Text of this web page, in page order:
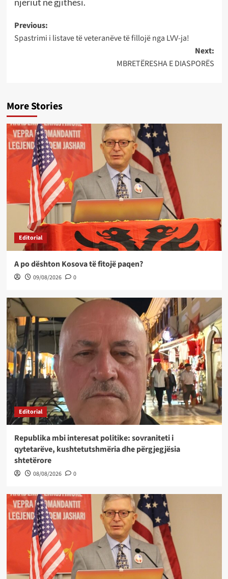
Post
navigation
Previous:
Spastrimi i listave të veteranëve të fillojë nga LVV-ja!
Next:
MBRETËRESHA E DIASPORËS
More Stories
Editorial
A po dështon Kosova të fitojë paqen?
09/08/2026 0
Editorial
Republika mbi interesat politike: sovraniteti i
qytetarëve, kushtetutshmëria dhe përgjegjësia
shtetërore
08/08/2026 0